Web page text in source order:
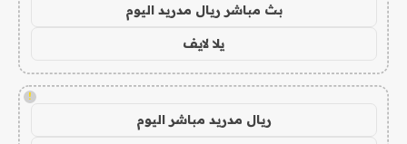
بث مباشر ريال مدريد اليوم
يلا لايف
!
ريال مدريد مباشر اليوم